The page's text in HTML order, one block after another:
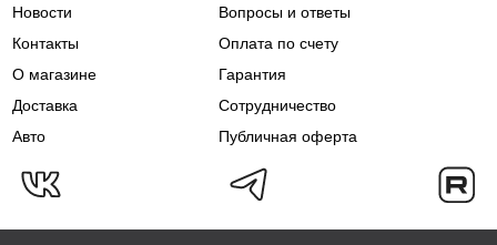
Новости
Контакты
О магазине
Доставка
Авто
Вопросы и ответы
Оплата по счету
Гарантия
Сотрудничество
Публичная оферта